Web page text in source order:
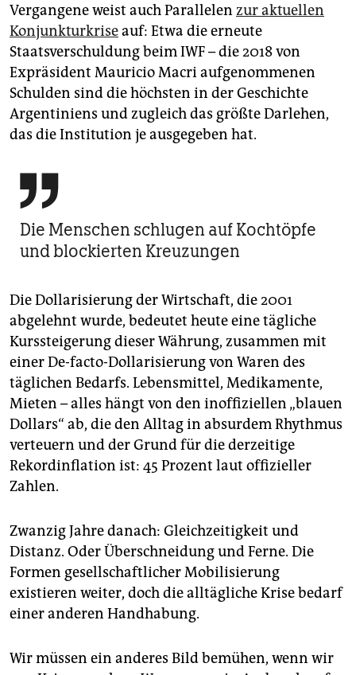
Vergangene weist auch Parallelen zur aktuellen
Konjunkturkriseauf: Etwa die erneute
Staatsverschuldung beim IWF – die 2018 von
Expräsident Mauricio Macri aufgenommenen
Schulden sind die höchsten in der Geschichte
Argentiniens und zugleich das größte Darlehen,
das die Institution je ausgegeben hat.

Die Menschen schlugen auf Kochtöpfe
und blockierten Kreuzungen
Die Dollarisierung der Wirtschaft, die 2001
abgelehnt wurde, bedeutet heute eine tägliche
Kurssteigerung dieser Währung, zusammen mit
einer De-facto-Dollarisierung von Waren des
täglichen Bedarfs. Lebensmittel, Medikamente,
Mieten – alles hängt von den inoffiziellen „blauen
Dollars“ ab, die den Alltag in absurdem Rhythmus
verteuern und der Grund für die derzeitige
Rekordinflation ist: 45 Prozent laut offizieller
Zahlen.
Zwanzig Jahre danach: Gleichzeitigkeit und
Distanz. Oder Überschneidung und Ferne. Die
Formen gesellschaftlicher Mobilisierung
existieren weiter, doch die alltägliche Krise bedarf
einer anderen Handhabung.
Wir müssen ein anderes Bild bemühen, wenn wir